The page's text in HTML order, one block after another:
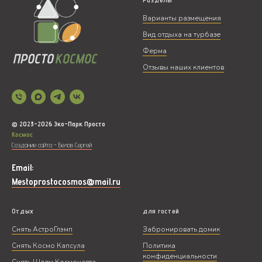
Калужская область, М.О.
Малоярославецкий, деревня Самсыкино
Адрес
Расстояние по Киевскому шоссе
© 2023-2026 Эко-Парк Просто
Космос
Создание сайта - Белов Сергей
Email:
Mestoprostocosmos@mail.ru
Варианты размещения
Вид отдыха на турбазе
Ферма
Отзывы наших клиентов
Отдых
Снять АстроГлэмп
Снять Космо Капсула
для гостей
Забронировать домик
Политика
конфиденциальности